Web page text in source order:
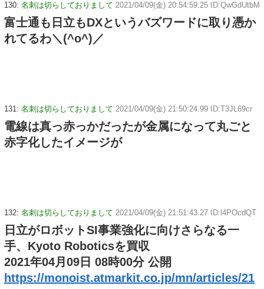
130: 名刺は切らしておりまして 2021/04/09(金) 20:54:59.25 ID:QwGdUtbM
富士通も日立もDXというバズワードに取り憑か
れてるわ＼(^o^)／
131: 名刺は切らしておりまして 2021/04/09(金) 21:50:24.99 ID:T3JL69cr
電線は真っ赤っかだったが金属になって丸ごと
赤字化したイメージが
132: 名刺は切らしておりまして 2021/04/09(金) 21:51:43.27 ID:l4POcdQT
日立がロボットSI事業強化に向けさらなる一
手、Kyoto Roboticsを買収
2021年04月09日 08時00分 公開
https://monoist.atmarkit.co.jp/mn/articles/21